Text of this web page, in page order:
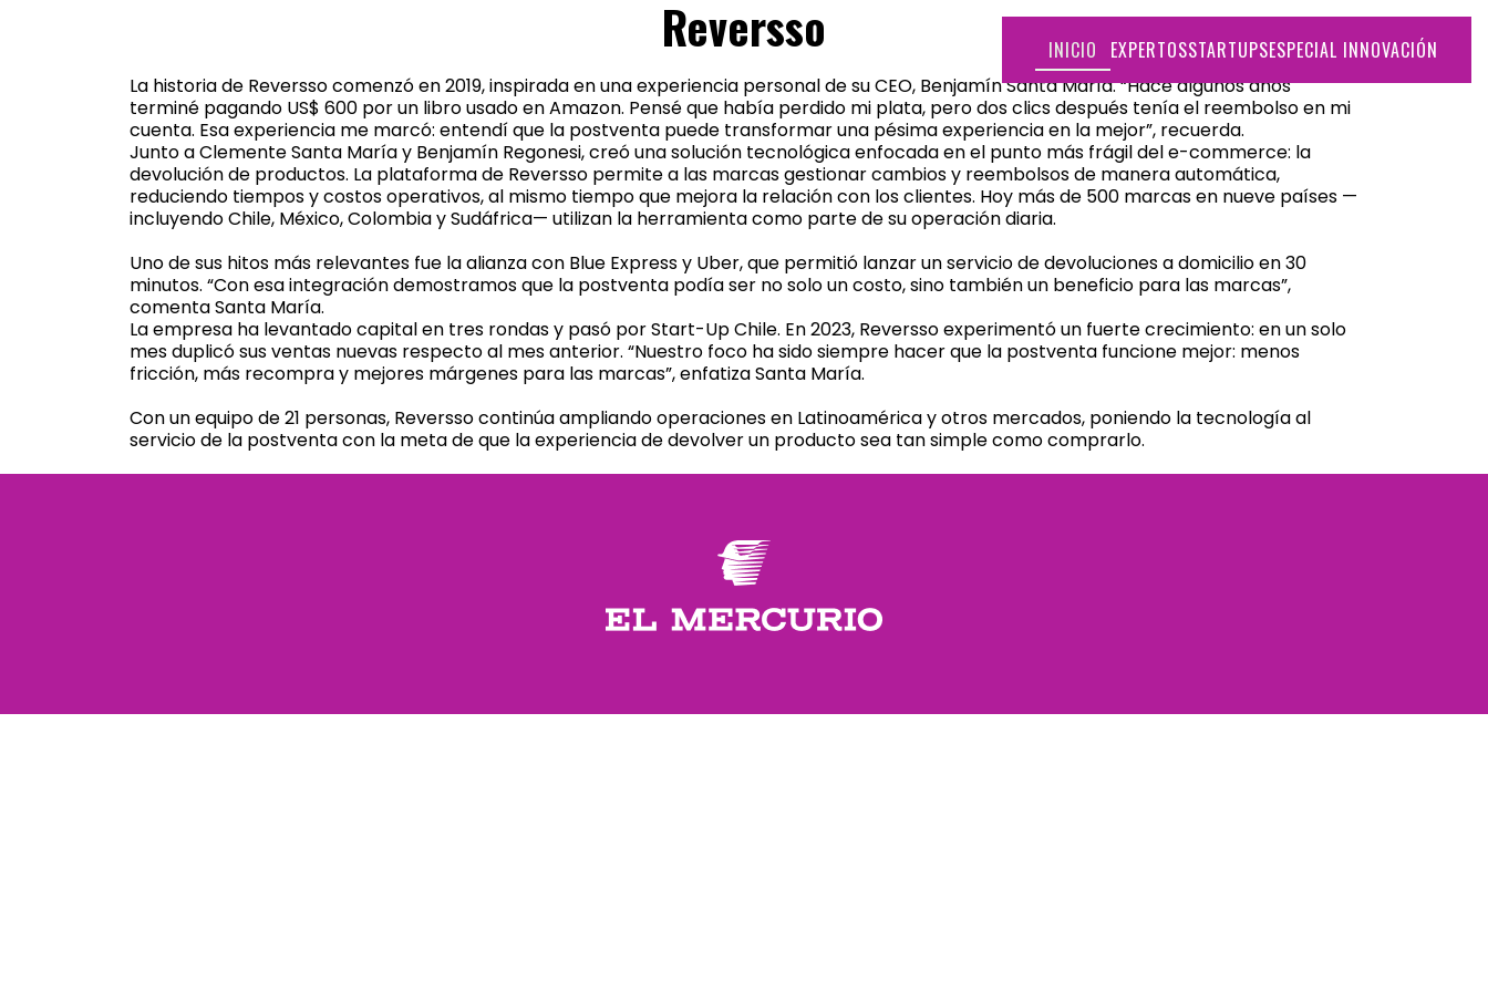
INICIO EXPERTOSSTARTUPSESPECIAL INNOVACIÓN
Reversso
La historia de Reversso comenzó en 2019, inspirada en una experiencia personal de su CEO, Benjamín Santa María. “Hace algunos años
terminé pagando US$ 600 por un libro usado en Amazon. Pensé que había perdido mi plata, pero dos clics después tenía el reembolso en mi
cuenta. Esa experiencia me marcó: entendí que la postventa puede transformar una pésima experiencia en la mejor”, recuerda.
Junto a Clemente Santa María y Benjamín Regonesi, creó una solución tecnológica enfocada en el punto más frágil del e-commerce: la
devolución de productos. La plataforma de Reversso permite a las marcas gestionar cambios y reembolsos de manera automática,
reduciendo tiempos y costos operativos, al mismo tiempo que mejora la relación con los clientes. Hoy más de 500 marcas en nueve países —
incluyendo Chile, México, Colombia y Sudáfrica— utilizan la herramienta como parte de su operación diaria.
Uno de sus hitos más relevantes fue la alianza con Blue Express y Uber, que permitió lanzar un servicio de devoluciones a domicilio en 30
minutos. “Con esa integración demostramos que la postventa podía ser no solo un costo, sino también un beneficio para las marcas”,
comenta Santa María.
La empresa ha levantado capital en tres rondas y pasó por Start-Up Chile. En 2023, Reversso experimentó un fuerte crecimiento: en un solo
mes duplicó sus ventas nuevas respecto al mes anterior. “Nuestro foco ha sido siempre hacer que la postventa funcione mejor: menos
fricción, más recompra y mejores márgenes para las marcas”, enfatiza Santa María.
Con un equipo de 21 personas, Reversso continúa ampliando operaciones en Latinoamérica y otros mercados, poniendo la tecnología al
servicio de la postventa con la meta de que la experiencia de devolver un producto sea tan simple como comprarlo.